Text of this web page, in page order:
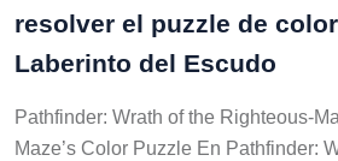
resolver el puzzle de
Laberinto del Escudo
Pathfinder: Wrath of the Righteous-
Maze’s Color Puzzle En Pathfinder: